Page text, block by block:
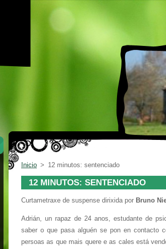
Inicio > 12 minutos: sentenciado
12 MINUTOS: SENTENCIADO
Curtametraxe de suspense dirixida por Bruno
Adrián, un rapaz de 24 anos, estudante de
saber o que pasa alguén se pon en contacto
persoas as que mais quere e as cales está